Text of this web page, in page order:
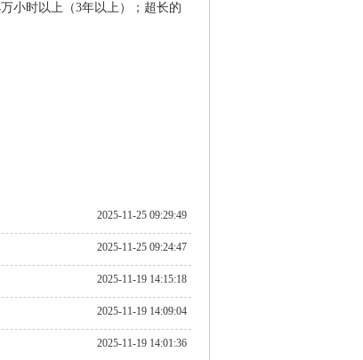
小时以上（3年以上）；超长的
2025-11-25 09:29:49
2025-11-25 09:24:47
2025-11-19 14:15:18
2025-11-19 14:09:04
2025-11-19 14:01:36